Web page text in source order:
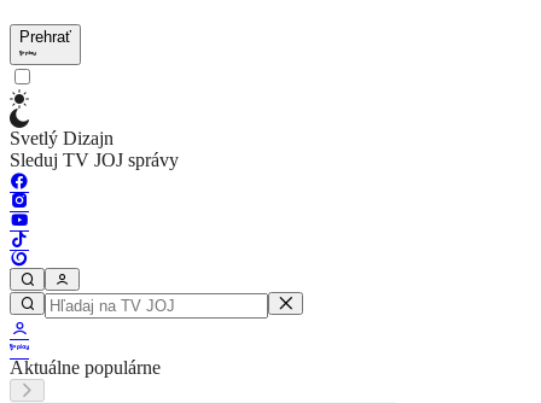
Prehrať
Svetlý Dizajn
Sleduj TV JOJ správy
Aktuálne populárne